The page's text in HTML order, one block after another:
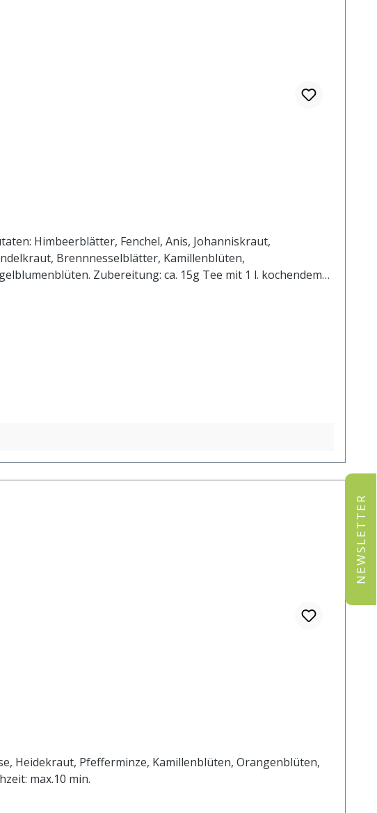
Himbeerblätter, Fenchel, Anis, Johanniskraut,
Brennnesselblätter, Kamillenblüten,
Zubereitung: ca. 15g Tee mit 1 l. kochendem
Heidekraut, Pfefferminze, Kamillenblüten, Orangenblüten,
max.10 min.
NEWSLETTER